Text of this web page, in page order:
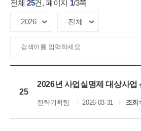
전체 25건, 페이지 1/3쪽
25
2026년 사업실명제 대상사업
전략기획팀 2026-03-31 조회